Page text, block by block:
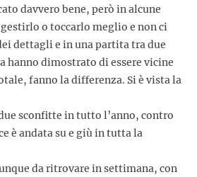
davvero bene, però in alcune
o toccarlo meglio e non ci
dettagli e in una partita tra due
hanno dimostrato di essere vicine
fanno la differenza. Si è vista la
sconfitte in tutto l’anno, contro
è andata su e giù in tutta la
da ritrovare in settimana, con